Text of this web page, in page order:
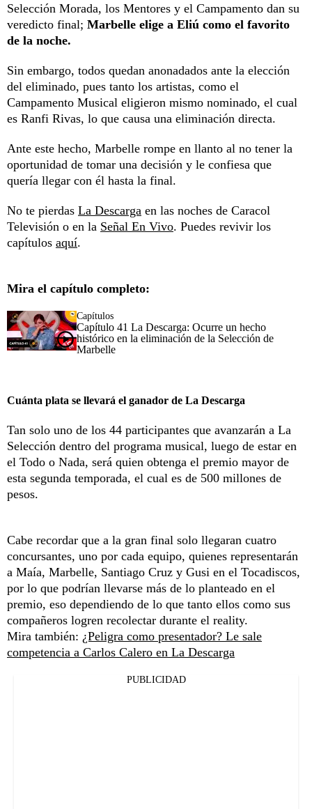
Selección Morada, los Mentores y el Campamento dan su
veredicto final; Marbelle elige a Eliú como el favorito
de la noche.
Sin embargo, todos quedan anonadados ante la elección
del eliminado, pues tanto los artistas, como el
Campamento Musical eligieron mismo nominado, el cual
es Ranfi Rivas, lo que causa una eliminación directa.
Ante este hecho, Marbelle rompe en llanto al no tener la
oportunidad de tomar una decisión y le confiesa que
quería llegar con él hasta la final.
No te pierdas La Descarga en las noches de Caracol
Televisión o en la Señal En Vivo. Puedes revivir los
capítulos aquí.
Mira el capítulo completo:
Capítulos
Capítulo 41 La Descarga: Ocurre un hecho
histórico en la eliminación de la Selección de
Marbelle
Cuánta plata se llevará el ganador de La Descarga
Tan solo uno de los 44 participantes que avanzarán a La
Selección dentro del programa musical, luego de estar en
el Todo o Nada, será quien obtenga el premio mayor de
esta segunda temporada, el cual es de 500 millones de
pesos.
Cabe recordar que a la gran final solo llegaran cuatro
concursantes, uno por cada equipo, quienes representarán
a Maía, Marbelle, Santiago Cruz y Gusi en el Tocadiscos,
por lo que podrían llevarse más de lo planteado en el
premio, eso dependiendo de lo que tanto ellos como sus
compañeros logren recolectar durante el reality.
Mira también: ¿Peligra como presentador? Le sale
competencia a Carlos Calero en La Descarga
PUBLICIDAD